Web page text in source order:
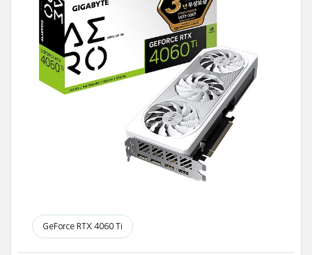
GeForce RTX 4060 Ti